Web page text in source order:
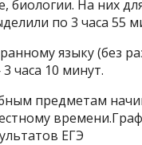
биологии. На них
по 3 часа 55
языку (без
часа 10 минут.
предметам
ЕГЭ